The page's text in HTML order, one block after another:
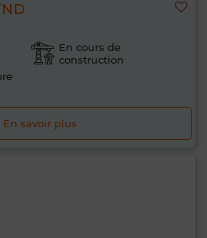
En cours de
construction
En savoir plus